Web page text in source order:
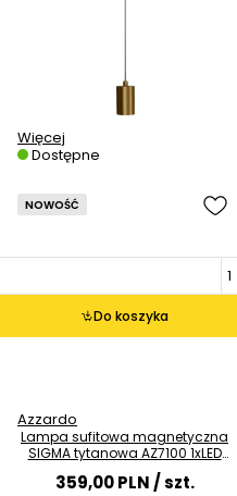
Więcej
Dostępne
Do koszyka
NOWOŚĆ
Azzardo
Lampa sufitowa magnetyczna
SIGMA tytanowa AZ7100 1xLED
8W 3000K ściemnialna
359,00 PLN/ szt.